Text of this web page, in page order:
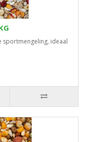
sportmengeling, ideaal